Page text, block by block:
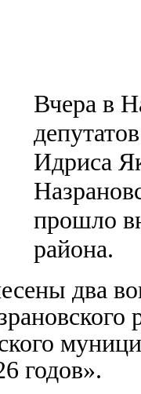
Вчера в
Идриса
прошло
района.
два
годов».